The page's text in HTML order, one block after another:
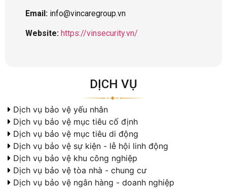
Email: info@vincaregroup.vn
Website: https://vinsecurity.vn/
DỊCH VỤ
Dịch vụ bảo vệ yếu nhân
Dịch vụ bảo vệ mục tiêu cố định
Dịch vụ bảo vệ mục tiêu di động
Dịch vụ bảo vệ sự kiện - lễ hội linh động
Dịch vụ bảo vệ khu công nghiệp
Dịch vụ bảo vệ tòa nhà - chung cư
Dịch vụ bảo vệ ngân hàng - doanh nghiệp